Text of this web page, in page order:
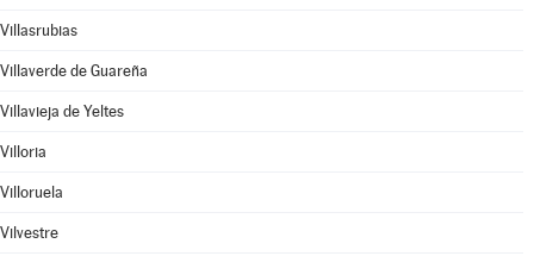
Villasrubias
Villaverde de Guareña
Villavieja de Yeltes
Villoria
Villoruela
Vilvestre